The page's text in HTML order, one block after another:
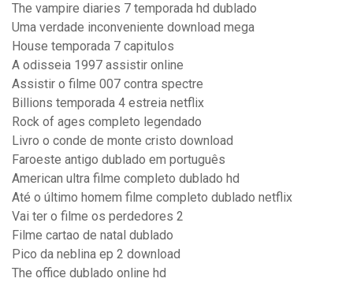
The vampire diaries 7 temporada hd dublado
Uma verdade inconveniente download mega
House temporada 7 capitulos
A odisseia 1997 assistir online
Assistir o filme 007 contra spectre
Billions temporada 4 estreia netflix
Rock of ages completo legendado
Livro o conde de monte cristo download
Faroeste antigo dublado em português
American ultra filme completo dublado hd
Até o último homem filme completo dublado netflix
Vai ter o filme os perdedores 2
Filme cartao de natal dublado
Pico da neblina ep 2 download
The office dublado online hd